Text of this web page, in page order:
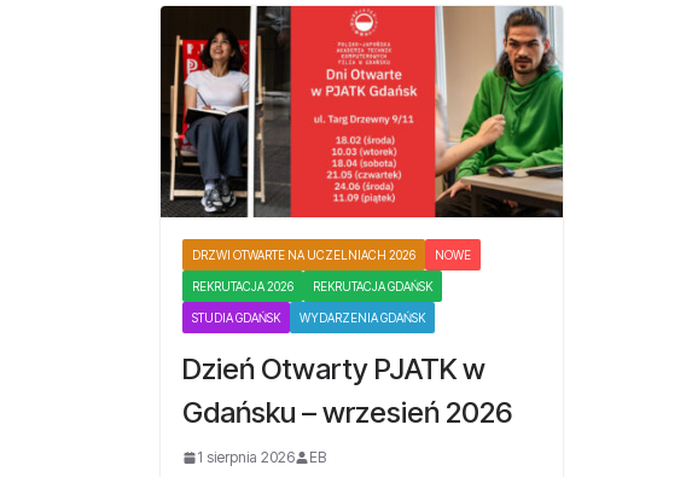
DRZWI OTWARTE NA UCZELNIACH 2026 NOWE
REKRUTACJA 2026 REKRUTACJA GDAŃSK
STUDIA GDAŃSK WYDARZENIA GDAŃSK
Dzień Otwarty PJATK w
Gdańsku – wrzesień 2026
1 sierpnia 2026 EB